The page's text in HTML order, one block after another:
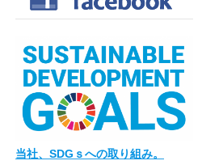
当社、SDGｓへの取り組み。